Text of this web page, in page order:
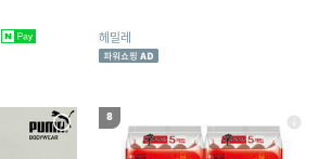
헤밀레
8